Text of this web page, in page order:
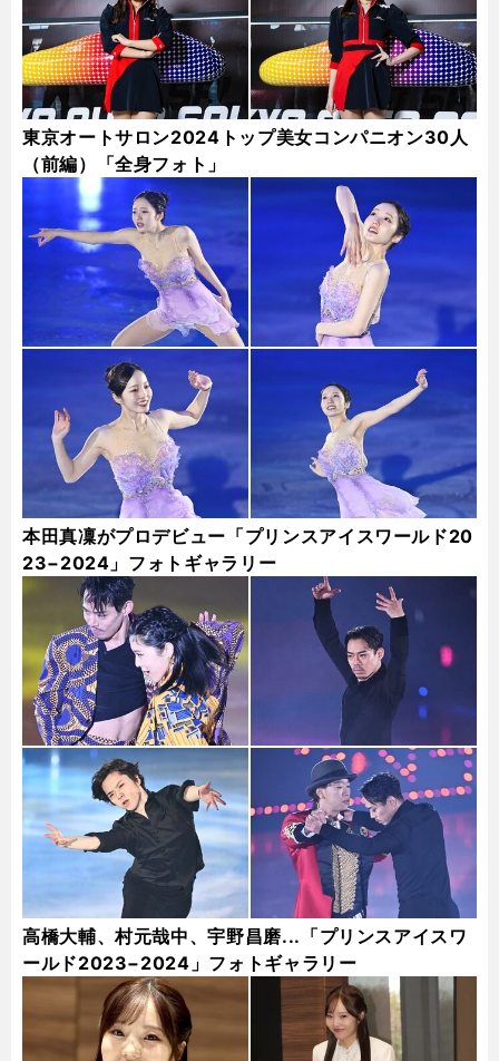
東京オートサロン2024トップ美女コンパニオン30人
（前編）「全身フォト」
本田真凜がプロデビュー「プリンスアイスワールド20
23−2024」フォトギャラリー
高橋大輔、村元哉中、宇野昌磨...「プリンスアイスワ
ールド2023−2024」フォトギャラリー